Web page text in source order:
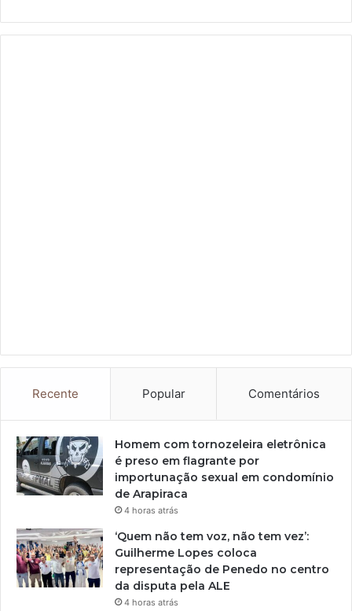
Recente Popular Comentários
Homem com tornozeleira eletrônica
é preso em flagrante por
importunação sexual em condomínio
de Arapiraca
4 horas atrás
‘Quem não tem voz, não tem vez’:
Guilherme Lopes coloca
representação de Penedo no centro
da disputa pela ALE
4 horas atrás